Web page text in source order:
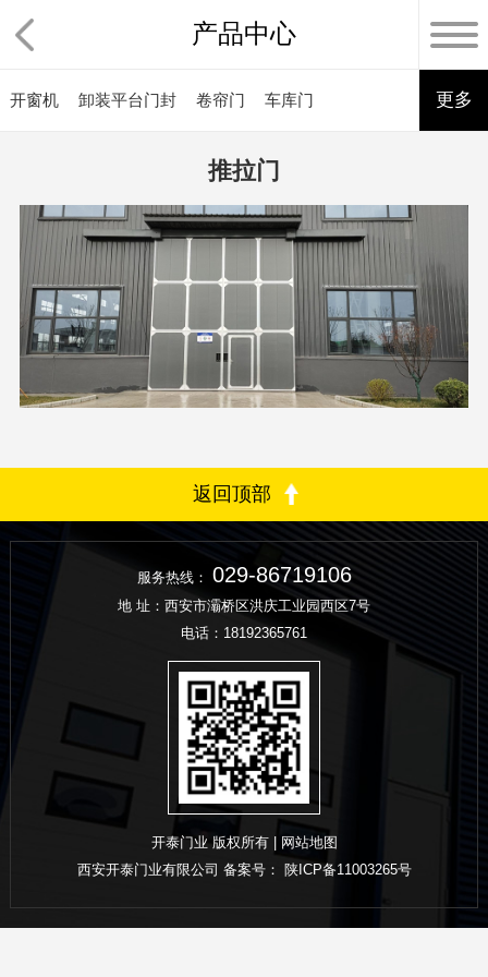
产品中心
开窗机 卸装平台门封 卷帘门 车库门 更多
推拉门
返回顶部
服务热线： 029-86719106
地 址：西安市灞桥区洪庆工业园西区7号
电话： 18192365761
开泰门业 版权所有 | 网站地图
西安开泰门业有限公司 备案号： 陕ICP备11003265号